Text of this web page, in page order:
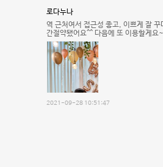
로다누나
역 근처여서 접근성 좋고, 이쁘게 잘 꾸
간절약됐어요^^ 다음에 또 이용할게요
2021-09-28 10:51:47